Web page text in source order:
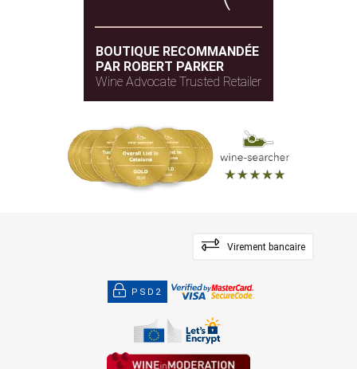
BOUTIQUE RECOMMANDÉE
PAR ROBERT PARKER
Wine Advocate Trusted Retailer
Virement bancaire
PSD2